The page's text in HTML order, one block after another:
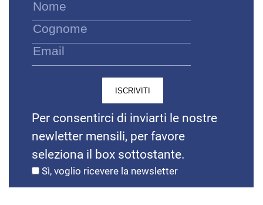
Per consentirci di inviarti le nostre
newletter mensili, per favore
seleziona il box sottostante.
Sì, voglio ricevere la newsletter